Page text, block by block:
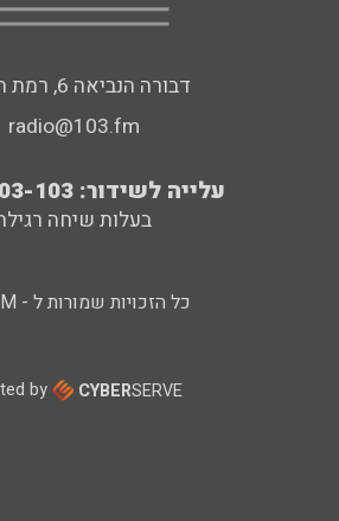
דבורה הנביאה 6, רמת השרון
radio@103.fm
עלייה לשידור: 0552-103-103
בעלות שיחה
כל הזכויות שמורות ל - 103FM
by CYBERSERVE